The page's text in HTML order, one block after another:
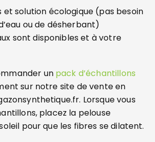
et solution écologique (pas besoin
ou de désherbant)
sont disponibles et à votre
un pack d’échantillons
sur notre site de vente en
Lorsque vous
placez la pelouse
pour que les fibres se dilatent.